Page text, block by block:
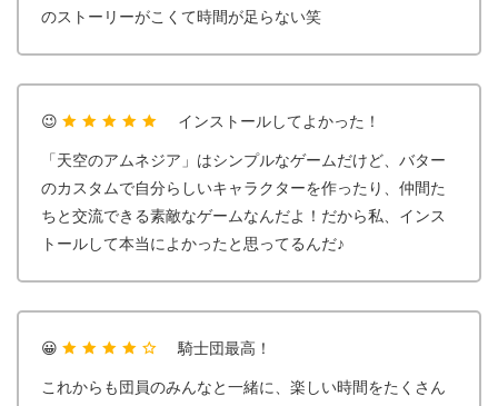
のストーリーがこくて時間が足らない笑
😉 インストールしてよかった！
「天空のアムネジア」はシンプルなゲームだけど、バター
のカスタムで自分らしいキャラクターを作ったり、仲間た
ちと交流できる素敵なゲームなんだよ！だから私、インス
トールして本当によかったと思ってるんだ♪
😀 騎士団最高！
これからも団員のみんなと一緒に、楽しい時間をたくさん